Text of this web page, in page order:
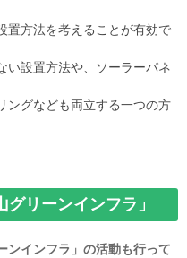
置方法を考えることが有効で
い設置方法や、ソーラーパネ
ングなども両立する一つの方
リーンインフラ」
インフラ」の活動も行って